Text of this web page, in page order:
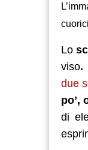
Lo
viso.
due
po’,
di